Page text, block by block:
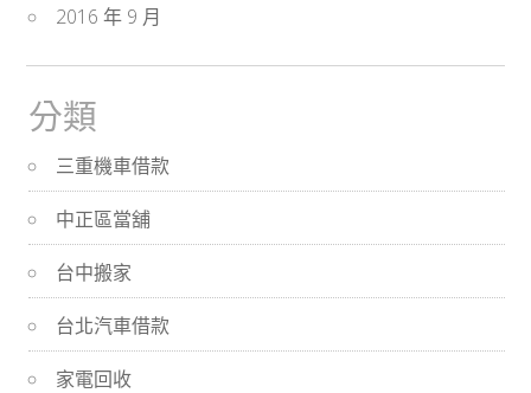
2016 年 9 月
分類
三重機車借款
中正區當舖
台中搬家
台北汽車借款
家電回收